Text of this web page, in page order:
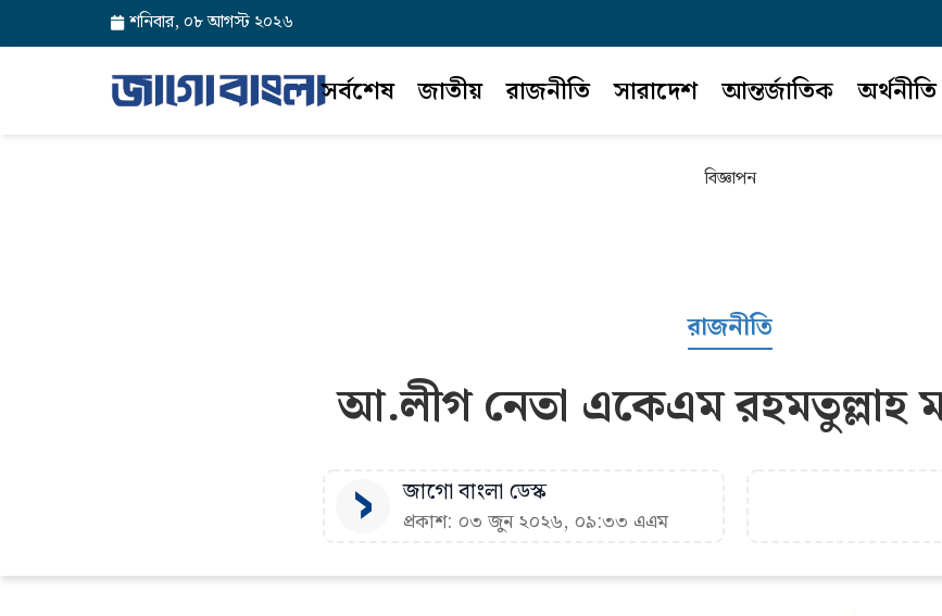
শনিবার, ০৮ আগস্ট ২০২৬
সর্বশেষ জাতীয় রাজনীতি সারাদেশ আন্তর্জাতিক অর্থনীতি
বিজ্ঞাপন
রাজনীতি
আ.লীগ নেতা একেএম রহমতুল্লাহ
জাগো বাংলা ডেস্ক
প্রকাশ: ০৩ জুন ২০২৬, ০৯:৩৩ এএম